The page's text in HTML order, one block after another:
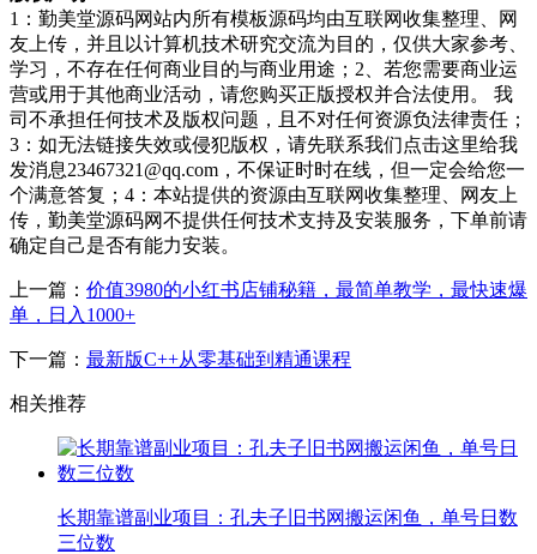
1：勤美堂源码网站内所有模板源码均由互联网收集整理、网
友上传，并且以计算机技术研究交流为目的，仅供大家参考、
学习，不存在任何商业目的与商业用途；2、若您需要商业运
营或用于其他商业活动，请您购买正版授权并合法使用。 我
司不承担任何技术及版权问题，且不对任何资源负法律责任；
3：如无法链接失效或侵犯版权，请先联系我们点击这里给我
发消息23467321@qq.com，不保证时时在线，但一定会给您一
个满意答复；4：本站提供的资源由互联网收集整理、网友上
传，勤美堂源码网不提供任何技术支持及安装服务，下单前请
确定自己是否有能力安装。
上一篇： 价值3980的小红书店铺秘籍，最简单教学，最快速爆
单，日入1000+
下一篇： 最新版C++从零基础到精通课程
相关推荐
长期靠谱副业项目：孔夫子旧书网搬运闲鱼，单号日数
三位数